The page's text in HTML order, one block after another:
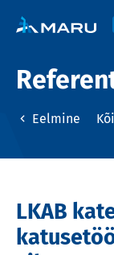
Eelmine
LKAB